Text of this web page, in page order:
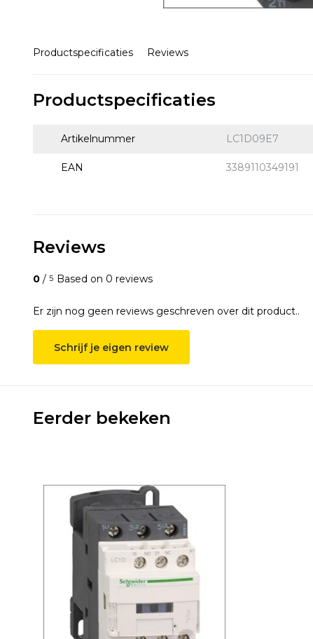
Productspecificaties Reviews
Productspecificaties
Artikelnummer LC1D09E7
EAN 3389110349191
Reviews
0 / 5 Based on 0 reviews
Er zijn nog geen reviews geschreven over dit product..
Schrijf je eigen review
Eerder bekeken